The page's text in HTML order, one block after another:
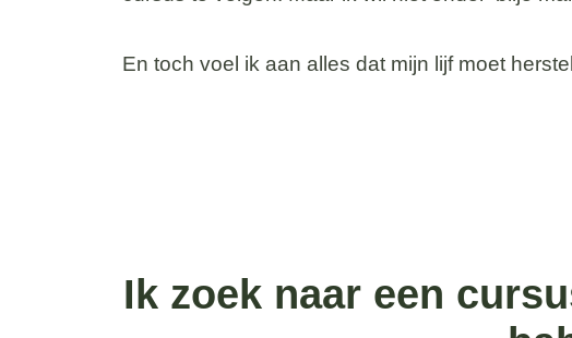
En toch voel ik aan alles dat mijn lijf moet
Ik zoek naar een